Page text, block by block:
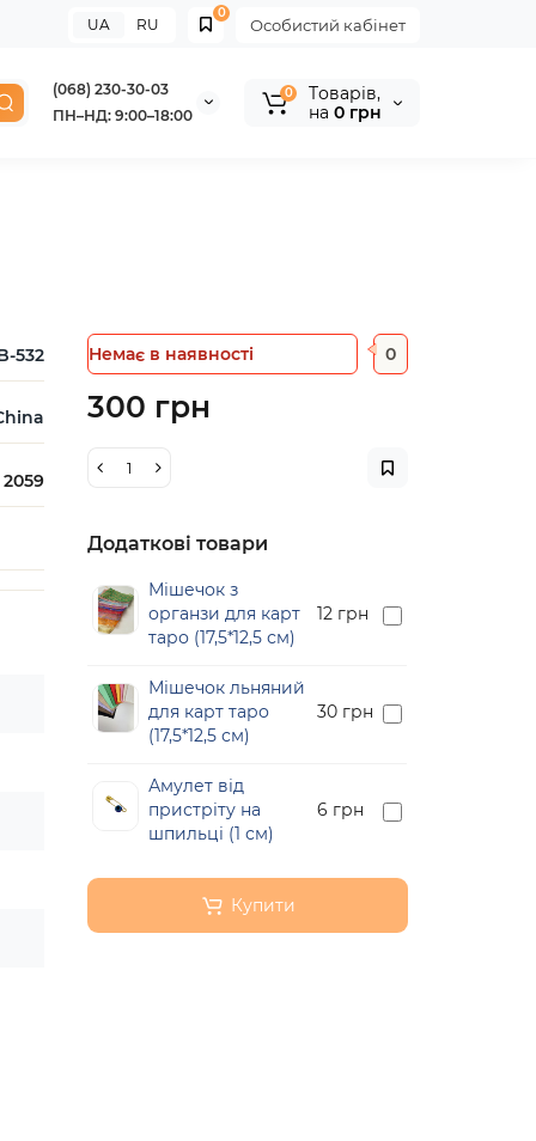
Особистий кабінет
0
UA RU
(068) 230-30-03
ПН–НД: 9:00–18:00
0
Tоварів,
на 0 грн
532
2059
Немає в наявності 0
300 грн
Додаткові товари
Мішечок з
органзи для карт
таро (17,5*12,5 см)
12 грн
Мішечок льняний
для карт таро
(17,5*12,5 см)
30 грн
Амулет від
пристріту на
шпильці (1 см)
6 грн
Купити